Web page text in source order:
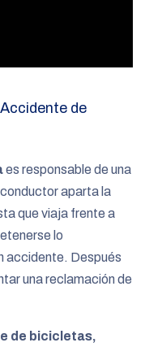
de
es responsable de una
aparta la
que viaja frente a
lo
accidente. Después
una reclamación de
de bicicletas,